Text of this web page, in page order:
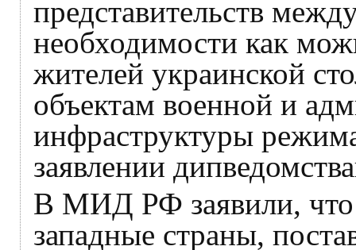
представительств
необходимости как
жителей украинской
объектам военной и
инфраструктуры
заявлении
В МИД РФ заявили,
западные страны,